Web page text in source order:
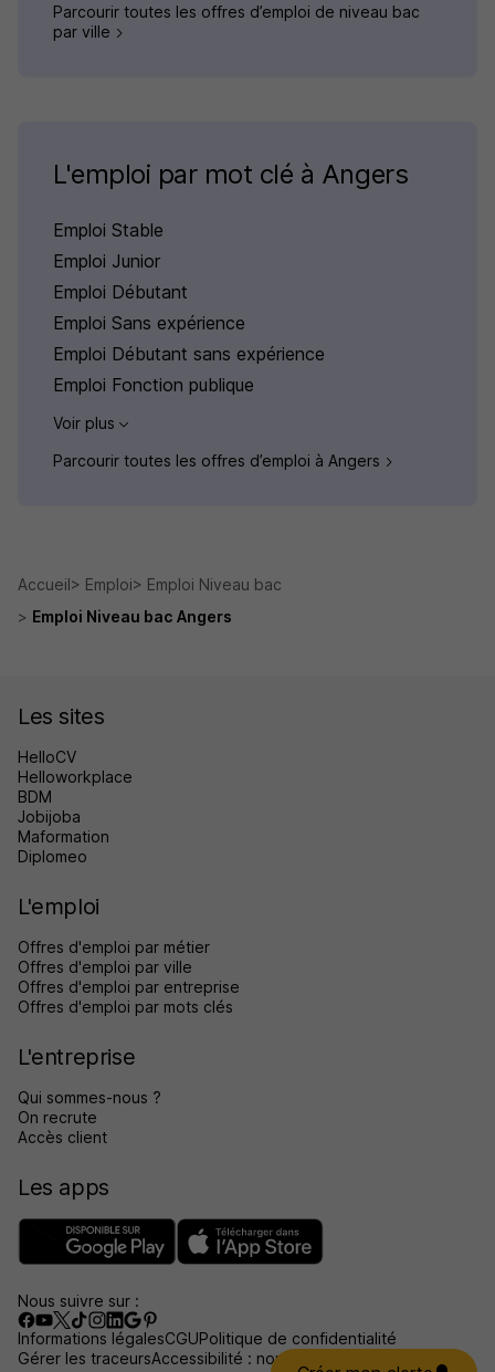
Parcourir toutes les offres d’emploi de niveau bac
par ville
L'emploi par mot clé à Angers
Emploi Stable
Emploi Junior
Emploi Débutant
Emploi Sans expérience
Emploi Débutant sans expérience
Emploi Fonction publique
Voir plus
Parcourir toutes les offres d’emploi à Angers
Accueil Emploi
Emploi Niveau bac
Emploi Niveau bac Angers
Les sites
HelloCV
Helloworkplace
BDM
Jobijoba
Maformation
Diplomeo
L'emploi
Offres d'emploi par métier
Offres d'emploi par ville
Offres d'emploi par entreprise
Offres d'emploi par mots clés
L'entreprise
Qui sommes-nous ?
On recrute
Accès client
Les apps
Nous suivre sur :
Informations légalesCGUPolitique de confidentialité
Gérer les traceursAccessibilité : non conforme